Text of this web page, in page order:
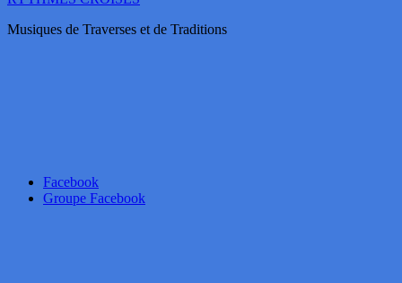
Musiques de Traverses et de Traditions
Facebook
Groupe Facebook